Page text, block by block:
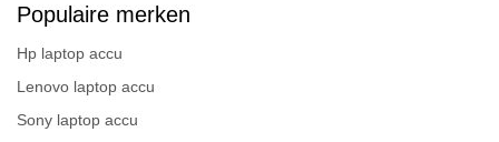
Populaire merken
Hp laptop accu
Lenovo laptop accu
Sony laptop accu